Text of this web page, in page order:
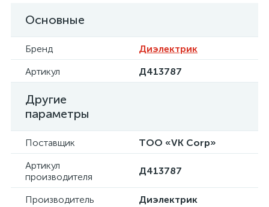
Основные
Бренд
Диэлектрик
Артикул
Д413787
Другие
параметры
Поставщик
ТОО «VK Corp»
Артикул
производителя
Д413787
Производитель
Диэлектрик